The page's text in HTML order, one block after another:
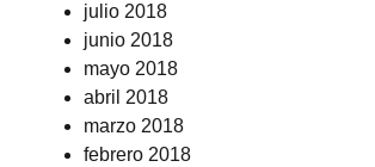
julio 2018
junio 2018
mayo 2018
abril 2018
marzo 2018
febrero 2018